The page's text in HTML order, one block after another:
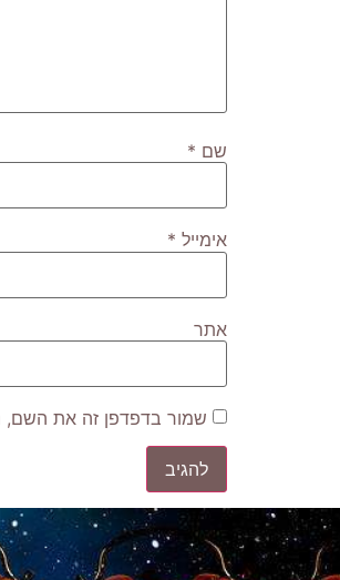
שם *
אימייל *
אתר
שמור בדפדפן זה את השם,